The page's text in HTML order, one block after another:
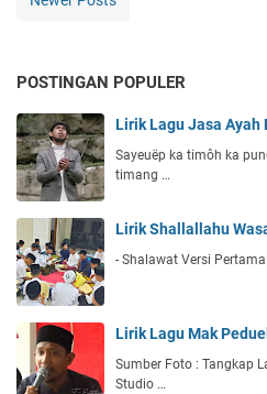
POSTINGAN POPULER
Lirik Lagu Jasa Ayah
Sayeuëp ka timôh ka
timang …
Lirik Shallallahu
Lirik Lagu Mak
Sumber Foto : Tangkap
Studio …